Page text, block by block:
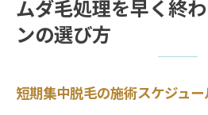
ムダ毛処理を早く終
ンの選び方
短期集中脱毛の施術スケジュー